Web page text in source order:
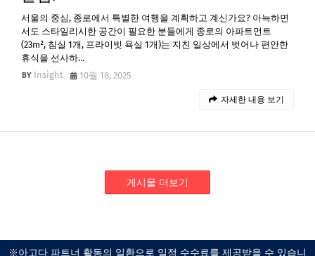
서울의 중심, 종로에서 특별한 여행을 계획하고 계신가요? 아늑하면
서도 스타일리시한 공간이 필요한 분들에게 종로의 아파트먼트
(23m², 침실 1개, 프라이빗 욕실 1개)는 지친 일상에서 벗어나 편안한
휴식을 선사하…
Insight
10월 18, 2025
자세한 내용 보기
게시물 더보기
※아고다 파트너 활동의 일환으로 일정 수수료를 제공받을 수 있습니